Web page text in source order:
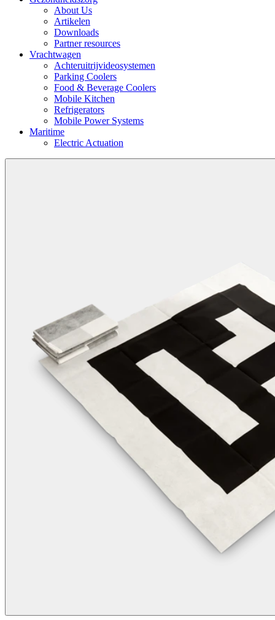
About Us
Artikelen
Downloads
Partner resources
Vrachtwagen
Achteruitrijvideosystemen
Parking Coolers
Food & Beverage Coolers
Mobile Kitchen
Refrigerators
Mobile Power Systems
Maritime
Electric Actuation